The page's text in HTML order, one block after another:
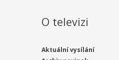
O televizi
Aktuální vysílání